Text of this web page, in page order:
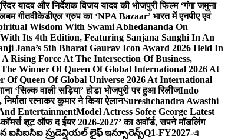
यादव और निर्देशक विजय यादव की भोजपुरी फिल्म ‘गंगा जमुना
गीतवीकेडीएल ग्रुप का ‘NPA Bazaar’ भारत में एनपीए एवं
Wisdom With Swami Abhedananda On
Its 4th Edition, Featuring Sanjana Sanghi In An
Jana’s 5th Bharat Gaurav Icon Award 2026 Held In
Rising Force At The Intersection Of Business,
Winner Of Queen Of Global International 2026 At
Of Queen Of Global Universe 2026 At International
‘सिल्क वाली सड़िया’ होडा भोजपुरी पर हुआ रिलीजIndo
रत्नाकर कुमार ने किया ऐलानSureshchandra Awasthi
EntertainmentModel Actress Sofee George Latest
कॉमर्स शूट ऑफ द ईयर 2026-2027’ का अवॉर्ड, सपने मॉडलिंग
ఐసిఐసిఐ ప్రుడెన్షియల్ లైఫ్ ఇన్సూరెన్స్Q1-FY2027-এ